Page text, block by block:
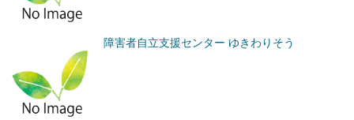
障害者自立支援センター ゆきわりそう